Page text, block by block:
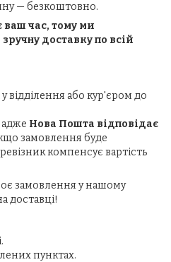
— безкоштовно.
ваш час, тому ми
доставку по всій
у відділення або кур'єром до
Нова Пошта відповідає
замовлення буде
компенсує вартість
замовлення у нашому
доставці!
пунктах.